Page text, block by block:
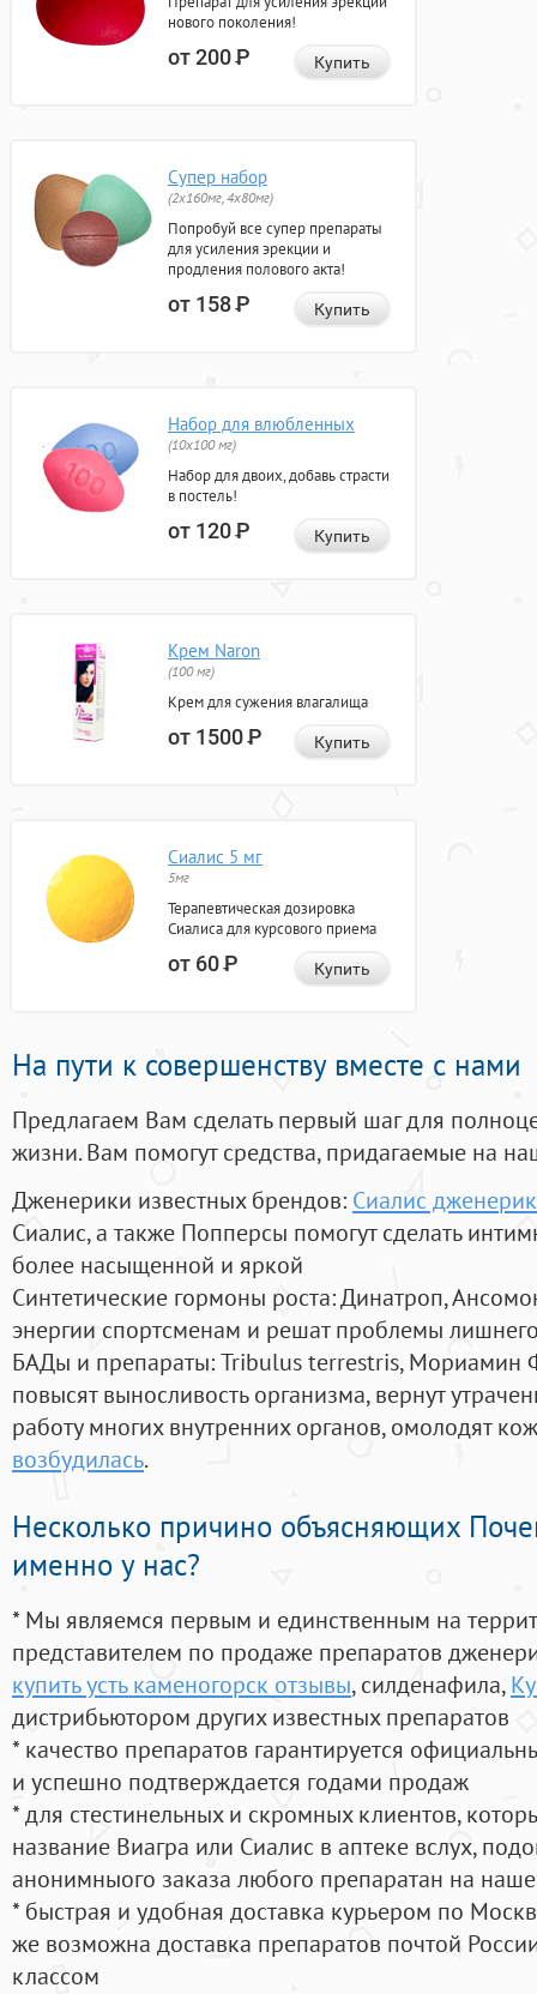
нового поколения!
от 200Р Купить
Супер набор
(2х160мг, 4х80мг)
Попробуй все супер препараты
для усиления эрекции и
продления полового акта!
от 158Р Купить
Набор для влюбленных
(10х100 мг)
Набор для двоих, добавь страсти
в постель!
от 120Р Купить
Крем Naron
(100 мг)
Крем для сужения влагалища
от 1500Р Купить
Сиалис 5 мг
5мг
Терапевтическая дозировка
Сиалиса для курсового приема
от 60Р Купить
На пути к совершенству вместе с нами
Предлагаем Вам сделать первый шаг для
жизни. Вам помогут средства, придагаемые на
Дженерики известных брендов: Сиалис
Сиалис, а также Попперсы помогут сделать
более насыщенной и яркой
Синтетические гормоны роста: Динатроп,
энергии спортсменам и решат проблемы
БАДы и препараты:Tribulus terrestris, Мориамин
повысят выносливость организма, вернут
работу многих внутренних органов, омолодят
возбудилась.
Несколько причино объясняющих
именно у нас?
* Мы являемся первым и единственным на
представителем по продаже препаратов
купить усть каменогорск отзывы, силденафила,
дистрибьютором других известных препаратов
* качество препаратов гарантируется
и успешно подтверждается годами продаж
* для стестинельных и скромных клиентов,
название Виагра или Сиалис в аптеке вслух,
анонимныого заказа любого препаратан на
* быстрая и удобная доставка курьером по
же возможна доставка препаратов почтой
классом